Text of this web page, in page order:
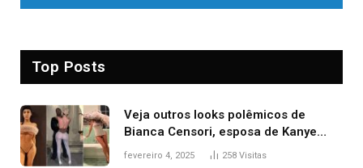
Top Posts
Veja outros looks polêmicos de
Bianca Censori, esposa de Kanye
West que apareceu nua no Grammy
fevereiro 4, 2025 258 Visitas